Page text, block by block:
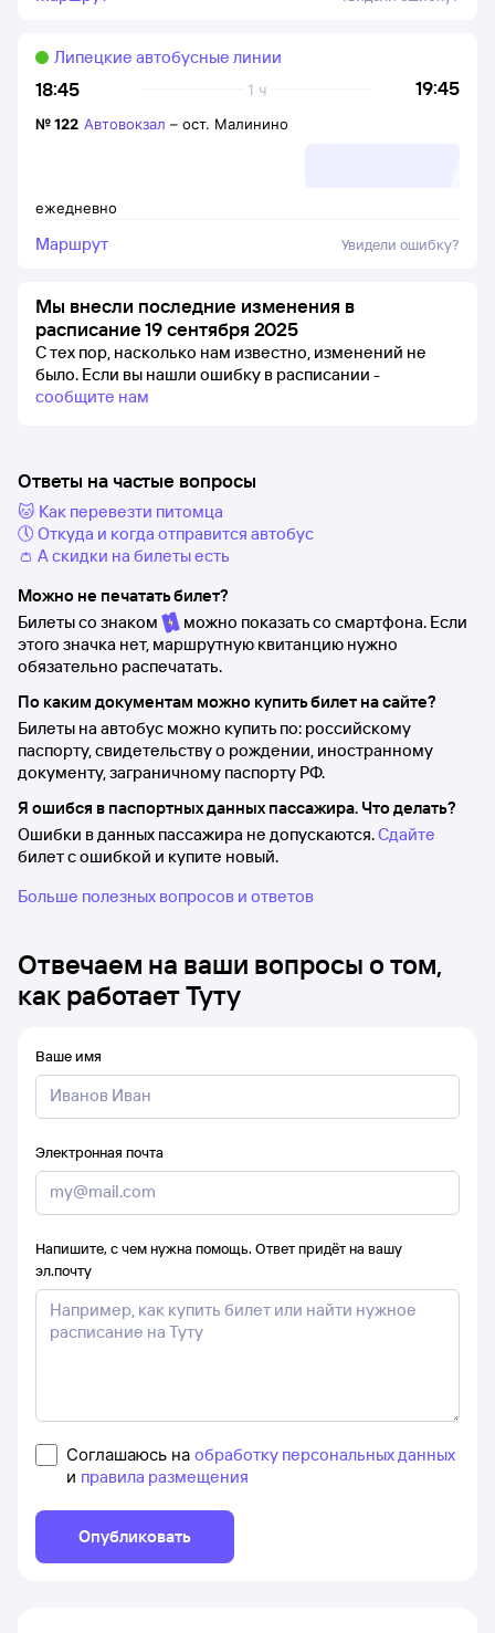
18:45 19:45
1 ч
Липецкие автобусные линии
ежедневно
№122 Автовокзал – ост. Малинино
Маршрут Увидели ошибку?
Мы внесли последние изменения в
расписание 19 сентября 2025
С тех пор, насколько нам известно, изменений не
было. Если вы нашли ошибку в расписании -
сообщите нам
Ответы на частые вопросы
🐱 Как перевезти питомца
🕔 Откуда и когда отправится автобус
👛 А скидки на билеты есть
Можно не печатать билет?
Билеты со знаком
можно показать со смартфона. Если
этого значка нет, маршрутную квитанцию нужно
обязательно распечатать.
По каким документам можно купить билет на сайте?
Билеты на автобус можно купить по: российскому
паспорту, свидетельству о рождении, иностранному
документу, заграничному паспорту РФ.
Я ошибся в паспортных данных пассажира. Что делать?
Ошибки в данных пассажира не допускаются.Сдайте
билет с ошибкой и купите новый.
Больше полезных вопросов и ответов
Отвечаем на ваши вопросы о том,
как работает Туту
Ваше имя
Электронная почта
Напишите, с чем нужна помощь. Ответ придёт на вашу
эл.почту
Соглашаюсь на обработку персональных данных
и правила размещения
Опубликовать